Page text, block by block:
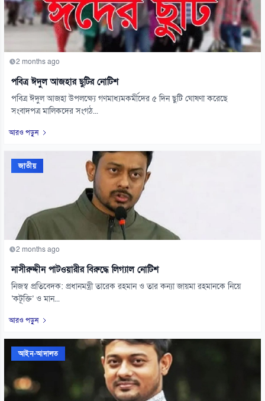
2 months ago
পবিত্র ঈদুল আজহার ছুটির নোটিশ
পবিত্র ঈদুল আজহা উপলক্ষ্যে গণমাধ্যমকর্মীদের ৫ দিন ছুটি ঘোষণা করেছে
সংবাদপত্র মালিকদের সংগঠ...
আরও পড়ুন
জাতীয়
2 months ago
নাসীরুদ্দীন পাটওয়ারীর বিরুদ্ধে লিগ্যাল নোটিশ
নিজস্ব প্রতিবেদক: প্রধানমন্ত্রী তারেক রহমান ও তার কন্যা জায়মা রহমানকে নিয়ে
‘কটূক্তি’ ও মান...
আরও পড়ুন
আইন-আদালত